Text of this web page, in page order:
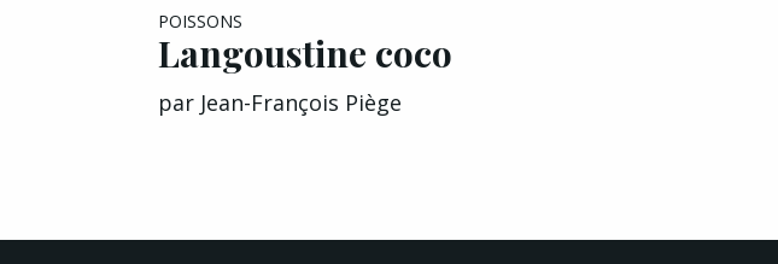
POISSONS
Langoustine coco
par Jean-François Piège